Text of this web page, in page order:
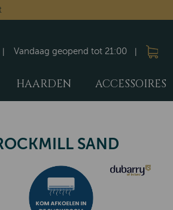
Vandaag geopend tot 21:00
HAARDEN ACCESSOIRES
SAND